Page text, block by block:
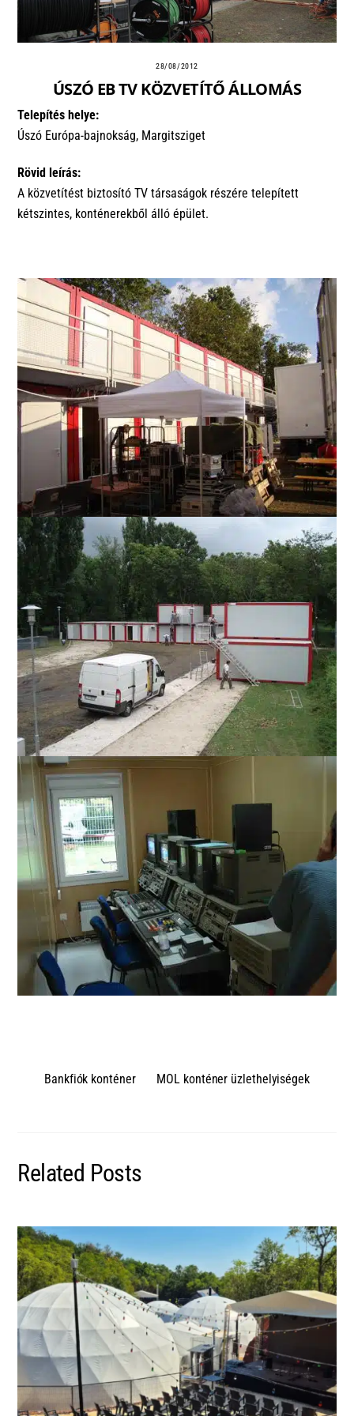
28/08/2012
ÚSZÓ EB TV KÖZVETÍTŐ ÁLLOMÁS
Telepítés helye:
Úszó Európa-bajnokság, Margitsziget
Rövid leírás:
A közvetítést biztosító TV társaságok részére telepített
kétszintes, konténerekből álló épület.
Bankfiók konténer MOL konténer üzlethelyiségek
Related Posts